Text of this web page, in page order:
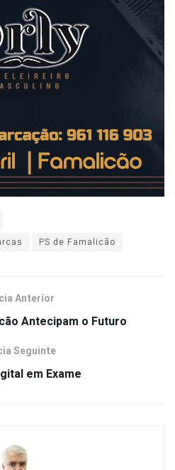
PS de Famalicão
Anterior
Antecipam o Futuro
Seguinte
em Exame